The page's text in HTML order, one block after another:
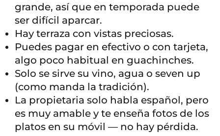
grande, así que en temporada puede
ser difícil aparcar.
Hay terraza con vistas preciosas.
Puedes pagar en efectivo o con tarjeta,
algo poco habitual en guachinches.
Solo se sirve su vino, agua o seven up
(como manda la tradición).
La propietaria solo habla español, pero
es muy amable y te enseña fotos de los
platos en su móvil — no hay pérdida.